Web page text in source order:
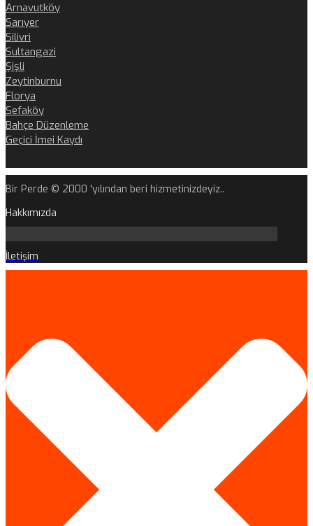
Arnavutköy
Sarıyer
Silivri
Sultangazi
Şişli
Zeytinburnu
Florya
Sefaköy
Bahçe Düzenleme
Geçici İmei Kaydı
Bir Perde © 2000 'yılından beri hizmetinizdeyiz..
Hakkımızda
İletişim